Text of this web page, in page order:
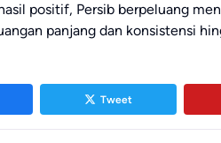
positif, Persib berpeluang
panjang dan konsistensi
Tweet